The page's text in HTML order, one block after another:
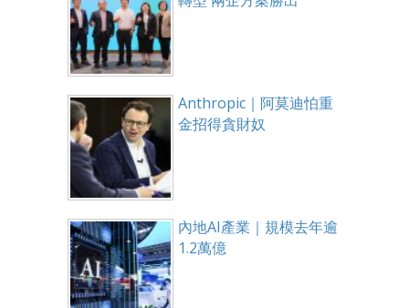
Anthropic｜阿莫迪怕重
金招得貪財奴
內地AI產業｜規模去年逾
1.2萬億